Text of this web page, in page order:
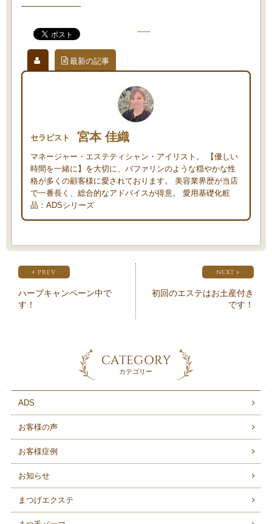
———————
最新の記事
セラピスト 宮本 佳織
マネージャー・エステティシャン・アイリスト。 【優しい
時間を一緒に】を大切に、バファリンのような穏やかな性
格が多くの顧客様に愛されております。 美容業界歴が当店
で一番長く、総合的なアドバイスが得意。 愛用基礎化粧
品：ADSシリーズ
PREV
ハーブキャンペーン中で
す！
NEXT
初回のエステはお土産付き
です！
CATEGORY
カテゴリー
ADS
お客様の声
お客様症例
お知らせ
まつげエクステ